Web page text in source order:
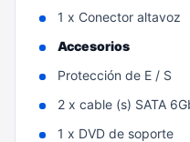
1 x Conector altavoz
Accesorios
Protección de E / S
2 x cable (s) SATA
1 x DVD de soporte